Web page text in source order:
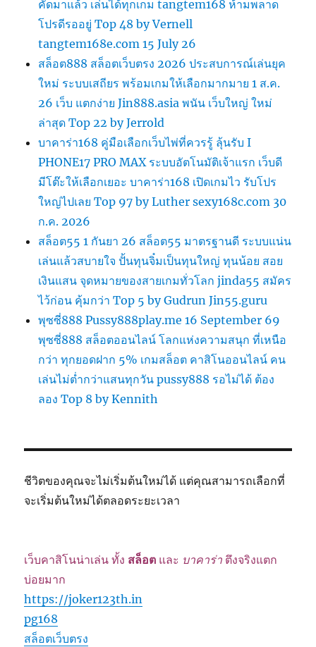
คัดมาแล้ว เล่นได้ทุกเกม tangtem168 ห้ามพลาด
โปรดีรออยู่ Top 48 by Vernell
tangtem168e.com 15 July 26
สล็อต888 สล็อตเว็บตรง 2026 ประสบการณ์เล่นยุค
ใหม่ ระบบเสถียร พร้อมเกมให้เลือกมากมาย 1 ส.ค.
26 เว็บ แตกง่าย Jin888.asia พนัน เว็บใหญ่ ใหม่
ล่าสุด Top 22 by Jerrold
บาคาร่า168 คู่มือเลือกเว็บไพ่ที่ควรรู้ ลุ้นรับ I
PHONE17 PRO MAX ระบบอัตโนมัติเจ้าแรก เว็บดี
มีโต๊ะให้เลือกเยอะ บาคาร่า168 เปิดเกมไว รับโปร
ใหญ่ไปเลย Top 97 by Luther sexy168c.com 30
ก.ค. 2026
สล็อต55 1 กันยา 26 สล็อต55 มาตรฐานดี ระบบแน่น
เล่นแล้วสบายใจ ปั้นทุนจิ๋มเป็นทุนใหญ่ ทุนน้อย สอย
เงินแสน จุดหมายของสายเกมทั่วโลก jinda55 สมัคร
ไว้ก่อน คุ้มกว่า Top 5 by Gudrun Jin55.guru
พุซซี่888 Pussy888play.me 16 September 69
พุซซี่888 สล็อตออนไลน์ โลกแห่งความสนุก ที่เหนือ
กว่า ทุกยอดฝาก 5% เกมสล็อต คาสิโนออนไลน์ คน
เล่นไม่ต่ำกว่าแสนทุกวัน pussy888 รอไม่ได้ ต้อง
ลอง Top 8 by Kennith
ชีวิตของคุณจะไม่เริ่มต้นใหม่ได้ แต่คุณสามารถเลือกที่
จะเริ่มต้นใหม่ได้ตลอดระยะเวลา
เว็บคาสิโนน่าเล่น ทั้ง สล็อต และ บาคาร่า ตึงจริงแตก
บ่อยมาก
https://joker123th.in
pg168
สล็อตเว็บตรง